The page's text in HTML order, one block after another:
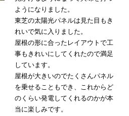
ようになりました。
東芝の太陽光パネルは見た目もき
れいで気に入りました。
屋根の形に合ったレイアウトで工
事もきれいにしてくれたので満足
しています。
屋根が大きいのでたくさんパネル
を乗せることもでき、これからど
のくらい発電してくれるのかが本
当に楽しみです。